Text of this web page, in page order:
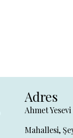
Adres
Ahmet Yesevi
Mahallesi,